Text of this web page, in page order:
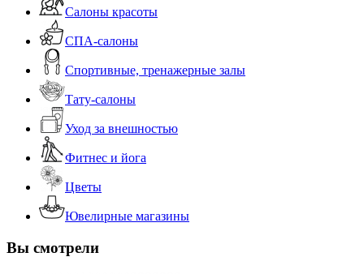
Салоны красоты
СПА-салоны
Спортивные, тренажерные залы
Тату-салоны
Уход за внешностью
Фитнес и йога
Цветы
Ювелирные магазины
Вы смотрели